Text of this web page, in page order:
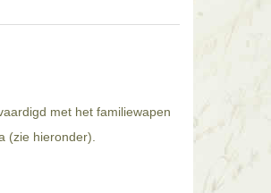
met het familiewapen
(zie hieronder).